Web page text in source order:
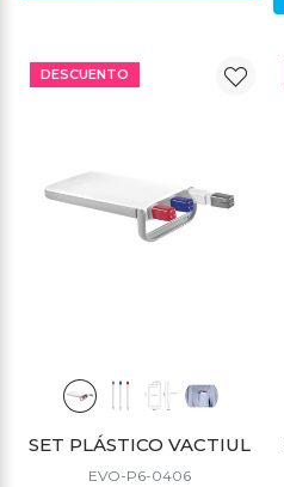
DESCUENTO
SET PLÁSTICO VACTIUL
EVO-P6-0406